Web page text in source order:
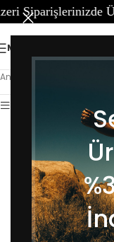
Ücretsiz
MENÜ
Ana Sayfa